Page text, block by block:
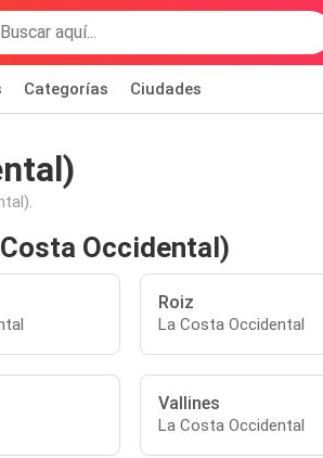
Categorías Ciudades
Occidental)
Roiz
La Costa Occidental
Vallines
La Costa Occidental